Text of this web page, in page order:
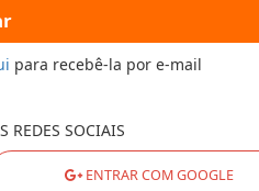
para recebê-la por e-mail
ENTRAR COM GOOGLE